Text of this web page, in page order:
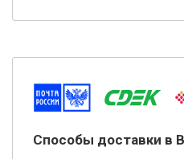
Способы доставки в